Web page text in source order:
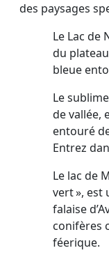
des paysages
Le Lac de
du
bleue
Le
de vallée,
entouré
Entrez
Le lac de
vert », est
falaise
conifères
féerique.